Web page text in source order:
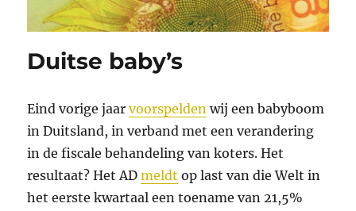
Duitse baby’s
Eind vorige jaarvoorspelden wij een babyboom
in Duitsland, in verband met een verandering
in de fiscale behandeling van koters. Het
resultaat? Het ADmeldt op last van die Welt in
het eerste kwartaal een toename van 21,5%